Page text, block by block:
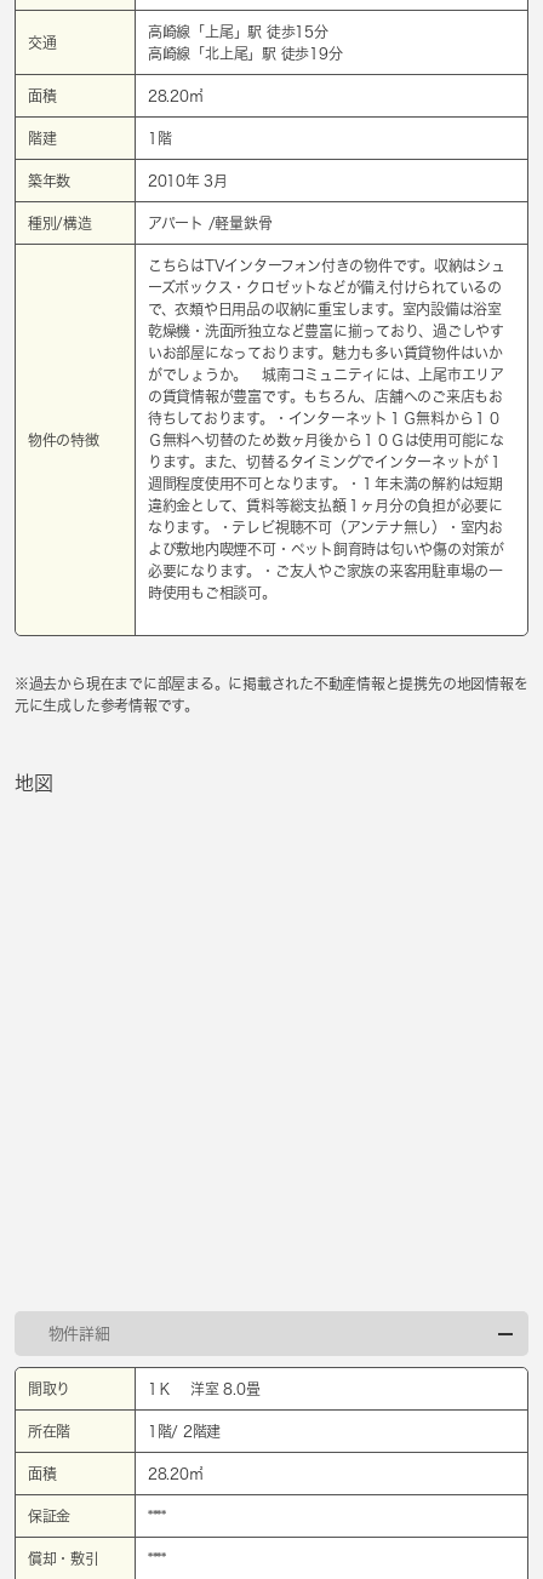
交通
高崎線「 上尾 」駅 徒歩15分
高崎線「 北上尾 」駅 徒歩19分
面積 28.20㎡
階建 1階
築年数 2010年 3月
種別/構造 アパート /軽量鉄骨
物件の特徴
こちらはTVインターフォン付きの物件です。収納はシュ
ーズボックス・クロゼットなどが備え付けられているの
で、衣類や日用品の収納に重宝します。室内設備は浴室
乾燥機・洗面所独立など豊富に揃っており、過ごしやす
いお部屋になっております。魅力も多い賃貸物件はいか
がでしょうか。 城南コミュニティには、上尾市エリア
の賃貸情報が豊富です。もちろん、店舗へのご来店もお
待ちしております。・インターネット１Ｇ無料から１０
Ｇ無料へ切替のため数ヶ月後から１０Ｇは使用可能にな
ります。また、切替るタイミングでインターネットが１
週間程度使用不可となります。・１年未満の解約は短期
違約金として、賃料等総支払額１ヶ月分の負担が必要に
なります。・テレビ視聴不可（アンテナ無し）・室内お
よび敷地内喫煙不可・ペット飼育時は匂いや傷の対策が
必要になります。・ご友人やご家族の来客用駐車場の一
時使用もご相談可。
※過去から現在までに部屋まる。に掲載された不動産情報と提携先の地図情報を
元に生成した参考情報です。
地図
物件詳細
間取り 1Ｋ 洋室 8.0畳
所在階 1階/ 2階建
面積 28.20㎡
保証金 ****
償却・敷引 ****